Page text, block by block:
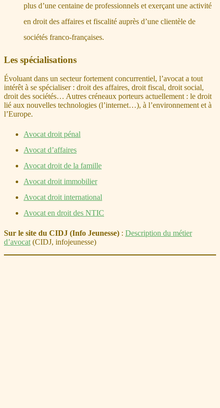
plus d’une centaine de professionnels et exerçant une activité
en droit des affaires et fiscalité auprès d’une clientèle de
sociétés franco-françaises.
Les spécialisations
Évoluant dans un secteur fortement concurrentiel, l’avocat a tout
intérêt à se spécialiser : droit des affaires, droit fiscal, droit social,
droit des sociétés… Autres créneaux porteurs actuellement : le droit
lié aux nouvelles technologies (l’internet…), à l’environnement et à
l’Europe.
Avocat droit pénal
Avocat d’affaires
Avocat droit de la famille
Avocat droit immobilier
Avocat droit international
Avocat en droit des NTIC
Sur le site du CIDJ (Info Jeunesse) : Description du métier
d’avocat (CIDJ, infojeunesse)